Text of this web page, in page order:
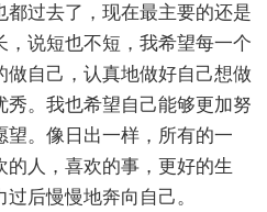
过去了，现在最主要的还是
，说短也不短，我希望每一个
做自己，认真地做好自己想做
秀。我也希望自己能够更加努
望。像日出一样，所有的一
人，喜欢的事，更好的生
后慢慢地奔向自己。